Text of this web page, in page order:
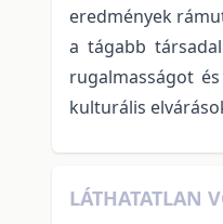
eredmények
a tágabb
rugalmasságot
kulturális
LÁTHATATLAN